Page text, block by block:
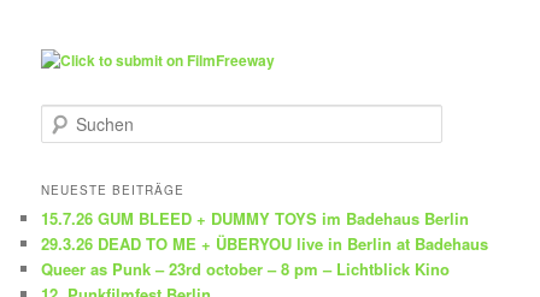
u
h
n
NEUESTE BEITRÄGE
15.7.26 GUM BLEED + DUMMY TOYS im Badehaus Berlin
29.3.26 DEAD TO ME + ÜBERYOU live in Berlin at Badehaus
Queer as Punk – 23rd october – 8 pm – Lichtblick Kino